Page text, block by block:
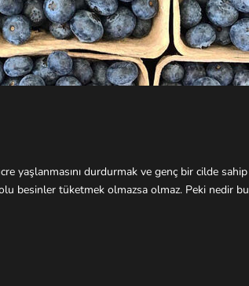
yaşlanmasını durdurmak ve genç bir cilde sahip
besinler tüketmek olmazsa olmaz. Peki nedir bu